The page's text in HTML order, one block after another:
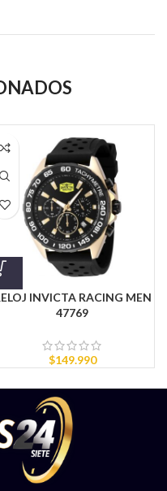
INVICTA RACING MEN
47769
$149.990